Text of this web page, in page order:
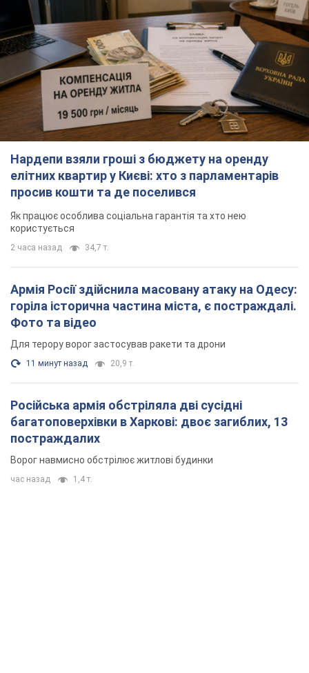
Нардепи взяли гроші з бюджету на оренду
елітних квартир у Києві: хто з парламентарів
просив кошти та де поселився
Як працює особлива соціальна гарантія та хто нею
користується
2 часа назад 34,7 т.
Армія Росії здійснила масовану атаку на Одесу:
горіла історична частина міста, є постраждалі.
Фото та відео
Для терору ворог застосував ракети та дрони
11 минут назад 20,9 т.
Російська армія обстріляла дві сусідні
багатоповерхівки в Харкові: двоє загиблих, 13
постраждалих
Ворог навмисно обстрілює житлові будинки
час назад 1,4 т.